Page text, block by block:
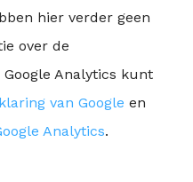
hier verder geen
over de
Analytics kunt
van Google en
Analytics.